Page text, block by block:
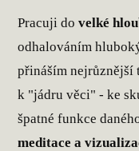
Pracuji do velké
odhalováním
přináším nejrůznější
k "jádru věci" - ke
špatné funkce
meditace a